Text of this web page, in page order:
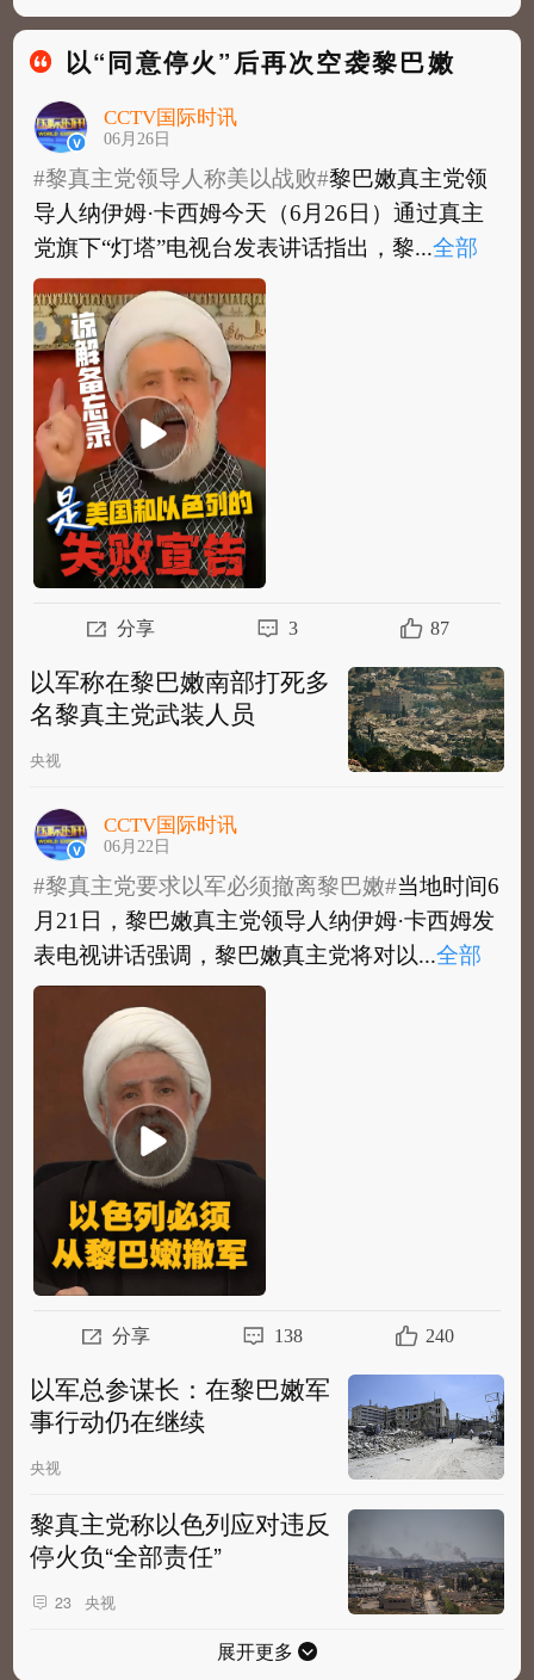
以“同意停火”后再次空袭黎巴嫩
CCTV国际时讯
06月26日
#黎真主党领导人称美以战败#黎巴嫩真主党领
导人纳伊姆·卡西姆今天（6月26日）通过真主
党旗下“灯塔”电视台发表讲话指出，黎...全部
#黎真主党领导人称美以战败#
导人纳伊姆·卡西姆今天（6月26日）通过真主
党旗下“灯塔”电视台发表讲话指出，黎巴...
部
分享 3 87
以军称在黎巴嫩南部打死多
名黎真主党武装人员
央视
CCTV国际时讯
06月22日
#黎真主党要求以军必须撤离黎巴嫩#当地时间6
月21日，黎巴嫩真主党领导人纳伊姆·卡西姆发
表电视讲话强调，黎巴嫩真主党将对以...全部
#黎真主党要求以军必须撤离黎巴嫩#
月21日，黎巴嫩真主党领导人纳伊姆·卡西姆发
表电视讲话强调，黎巴嫩真主党将对以色...
分享 138 240
以军总参谋长：在黎巴嫩军
事行动仍在继续
央视
黎真主党称以色列应对违反
停火负“全部责任”
23 央视
展开更多